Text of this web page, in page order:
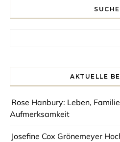
AKTUELLE
Rose Hanbury: Leben,
Aufmerksamkeit
Josefine Cox Grönemeyer